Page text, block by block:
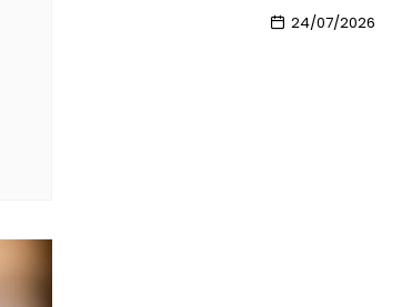
24/07/2026